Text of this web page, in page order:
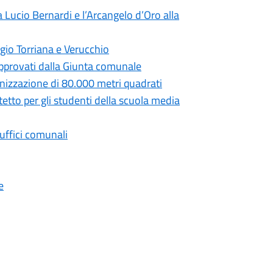
Bernardi e l’Arcangelo d’Oro alla
Torriana e Verucchio
dalla Giunta comunale
di 80.000 metri quadrati
per gli studenti della scuola media
comunali